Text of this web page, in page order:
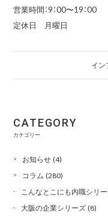
営業時間：9：00〜19：00
定休日 月曜日
イ
CATEGORY
カテゴリー
お知らせ(4)
コラム (280)
こんなとこにも内職シリ
大阪の企業シリーズ(8)